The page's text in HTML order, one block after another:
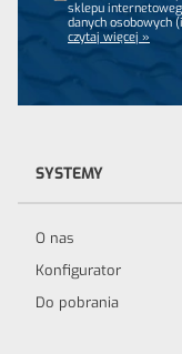
SYSTEMY
O nas
Konfigurator
Do pobrania
sklepu
danych osobowych
czytaj więcej »